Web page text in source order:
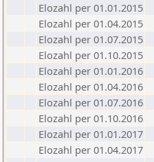
Elozahl per 01.01.2015
Elozahl per 01.04.2015
Elozahl per 01.07.2015
Elozahl per 01.10.2015
Elozahl per 01.01.2016
Elozahl per 01.04.2016
Elozahl per 01.07.2016
Elozahl per 01.10.2016
Elozahl per 01.01.2017
Elozahl per 01.04.2017